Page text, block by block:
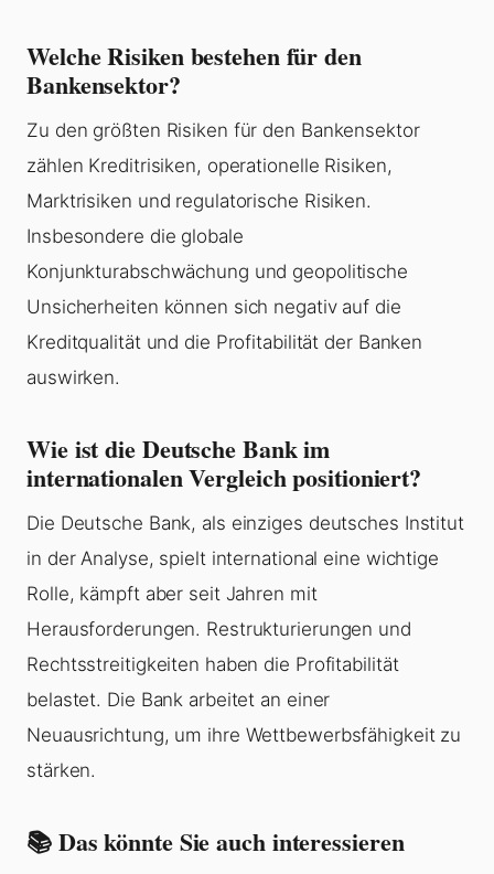
Welche Risiken bestehen für den
Bankensektor?
Zu den größten Risiken für den Bankensektor
zählen Kreditrisiken, operationelle Risiken,
Marktrisiken und regulatorische Risiken.
Insbesondere die globale
Konjunkturabschwächung und geopolitische
Unsicherheiten können sich negativ auf die
Kreditqualität und die Profitabilität der Banken
auswirken.
Wie ist die Deutsche Bank im
internationalen Vergleich positioniert?
Die Deutsche Bank, als einziges deutsches Institut
in der Analyse, spielt international eine wichtige
Rolle, kämpft aber seit Jahren mit
Herausforderungen. Restrukturierungen und
Rechtsstreitigkeiten haben die Profitabilität
belastet. Die Bank arbeitet an einer
Neuausrichtung, um ihre Wettbewerbsfähigkeit zu
stärken.
📚 Das könnte Sie auch interessieren